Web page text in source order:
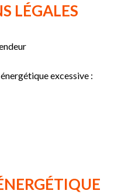
LÉGALES
excessive :